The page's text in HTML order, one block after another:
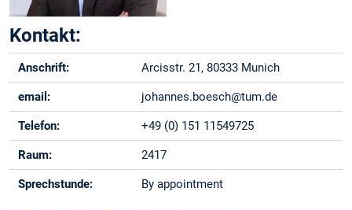
Kontakt:
Anschrift: Arcisstr. 21, 80333 Munich
email: johannes.boesch@tum.de
Telefon: +49 (0) 151 11549725
Raum: 2417
Sprechstunde: By appointment